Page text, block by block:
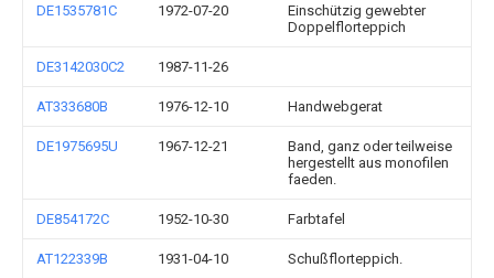
DE1535781C 1972-07-20
Einschützig gewebter
Doppelflorteppich
DE3142030C2 1987-11-26
AT333680B 1976-12-10 Handwebgerat
DE1975695U 1967-12-21
Band, ganz oder teilweise
hergestellt aus monofilen
faeden.
DE854172C 1952-10-30 Farbtafel
AT122339B 1931-04-10 Schußflorteppich.